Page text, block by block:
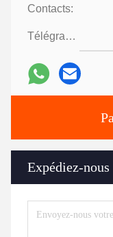
Contacts:
Télégramme:
Expédiez-nous